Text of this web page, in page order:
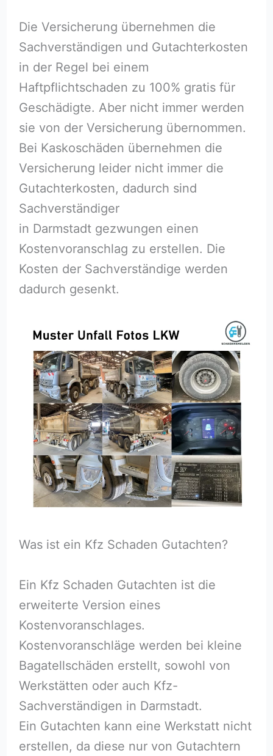
Die Versicherung übernehmen die
Sachverständigen und Gutachterkosten
in der Regel bei einem
Haftpflichtschaden zu 100% gratis für
Geschädigte. Aber nicht immer werden
sie von der Versicherung übernommen.
Bei Kaskoschäden übernehmen die
Versicherung leider nicht immer die
Gutachterkosten, dadurch sind
Sachverständiger
in Darmstadt gezwungen einen
Kostenvoranschlag zu erstellen. Die
Kosten der Sachverständige werden
dadurch gesenkt.
Was ist ein Kfz Schaden Gutachten?
Ein Kfz Schaden Gutachten ist die
erweiterte Version eines
Kostenvoranschlages.
Kostenvoranschläge werden bei kleine
Bagatellschäden erstellt, sowohl von
Werkstätten oder auch Kfz-
Sachverständigen in Darmstadt.
Ein Gutachten kann eine Werkstatt nicht
erstellen, da diese nur von Gutachtern